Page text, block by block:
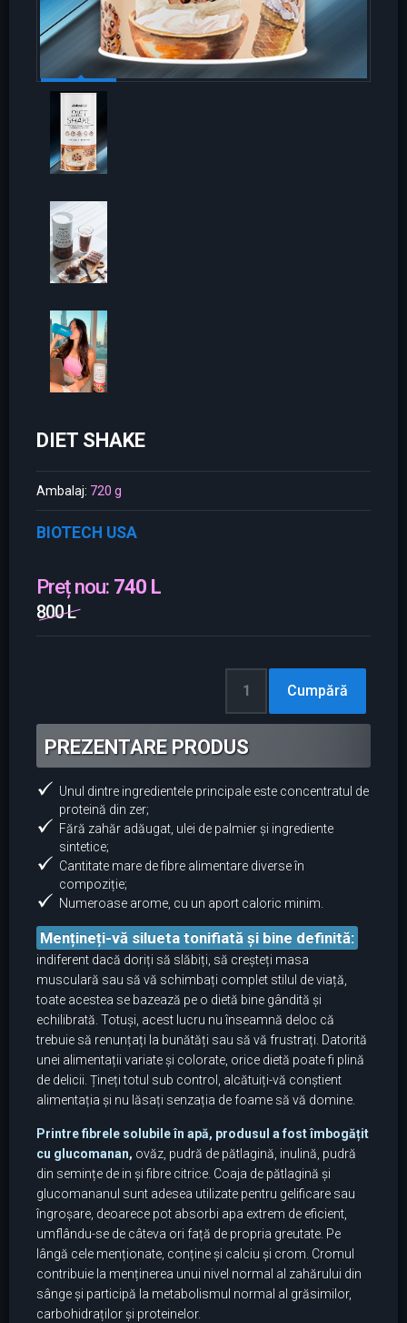
DIET SHAKE
Ambalaj: 720 g
BIOTECH USA
Preț nou: 740 L
800 L
PREZENTARE PRODUS
Unul dintre ingredientele principale este concentratul de
proteină din zer;
Fără zahăr adăugat, ulei de palmier și ingrediente
sintetice;
Cantitate mare de fibre alimentare diverse în
compoziție;
Numeroase arome, cu un aport caloric minim.
Mențineți-vă silueta tonifiată și bine definită:
indiferent dacă doriți să slăbiți, să creșteți masa
musculară sau să vă schimbați complet stilul de viață,
toate acestea se bazează pe o dietă bine gândită și
echilibrată. Totuși, acest lucru nu înseamnă deloc că
trebuie să renunțați la bunătăți sau să vă frustrați. Datorită
unei alimentații variate și colorate, orice dietă poate fi plină
de delicii. Țineți totul sub control, alcătuiți-vă conștient
alimentația și nu lăsați senzația de foame să vă domine.
Printre fibrele solubile în apă, produsul a fost îmbogățit
cu glucomanan, ovăz, pudră de pătlagină, inulină, pudră
din semințe de in și fibre citrice. Coaja de pătlagină și
glucomananul sunt adesea utilizate pentru gelificare sau
îngroșare, deoarece pot absorbi apa extrem de eficient,
umflându-se de câteva ori față de propria greutate. Pe
lângă cele menționate, conține și calciu și crom. Cromul
contribuie la menținerea unui nivel normal al zahărului din
sânge și participă la metabolismul normal al grăsimilor,
carbohidraților și proteinelor.